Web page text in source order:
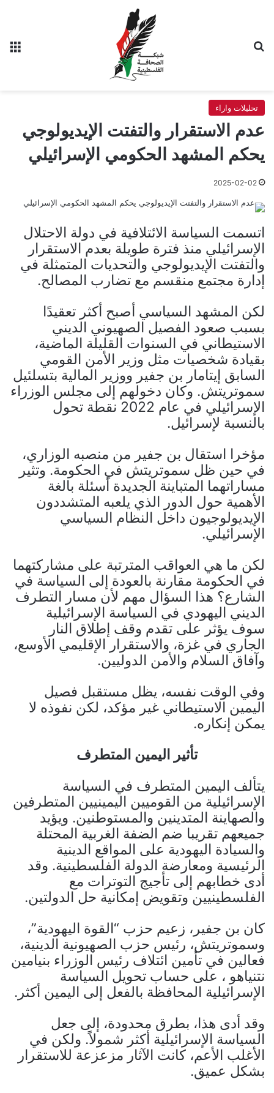
تحليلات واراء
عدم الاستقرار والتفتت الإيديولوجي
يحكم المشهد الحكومي الإسرائيلي
2025-02-02
اتسمت السياسة الائتلافية في دولة الاحتلال
الإسرائيلي منذ فترة طويلة بعدم الاستقرار
والتفتت الإيديولوجي والتحديات المتمثلة في
إدارة مجتمع منقسم مع تضارب المصالح.
لكن المشهد السياسي أصبح أكثر تعقيدًا
بسبب صعود الفصيل الصهيوني الديني
الاستيطاني في السنوات القليلة الماضية،
بقيادة شخصيات مثل وزير الأمن القومي
السابق إيتامار بن جفير ووزير المالية بتسلئيل
سموتريتش. وكان دخولهم إلى مجلس الوزراء
الإسرائيلي في عام 2022 نقطة تحول
بالنسبة لإسرائيل.
مؤخرا استقال بن جفير من منصبه الوزاري،
في حين ظل سموتريتش في الحكومة. وتثير
مساراتهما المتباينة الجديدة أسئلة بالغة
الأهمية حول الدور الذي يلعبه المتشددون
الإيديولوجيون داخل النظام السياسي
الإسرائيلي.
لكن ما هي العواقب المترتبة على مشاركتهما
في الحكومة مقارنة بالعودة إلى السياسة في
الشارع؟ هذا السؤال مهم لأن مسار التطرف
الديني اليهودي في السياسة الإسرائيلية
سوف يؤثر على تقدم وقف إطلاق النار
الجاري في غزة، والاستقرار الإقليمي الأوسع،
وآفاق السلام والأمن الدوليين.
وفي الوقت نفسه، يظل مستقبل فصيل
اليمين الاستيطاني غير مؤكد، لكن نفوذه لا
يمكن إنكاره.
تأثير اليمين المتطرف
يتألف اليمين المتطرف في السياسة
الإسرائيلية من القوميين اليمينيين المتطرفين
والصهاينة المتدينين والمستوطنين. ويؤيد
جميعهم تقريبا ضم الضفة الغربية المحتلة
والسيادة اليهودية على المواقع الدينية
الرئيسية ومعارضة الدولة الفلسطينية. وقد
أدى خطابهم إلى تأجيج التوترات مع
الفلسطينيين وتقويض إمكانية حل الدولتين.
كان بن جفير، زعيم حزب “القوة اليهودية”،
وسموتريتش، رئيس حزب الصهيونية الدينية،
فعالين في تأمين ائتلاف رئيس الوزراء بنيامين
نتنياهو ، على حساب تحويل السياسة
الإسرائيلية المحافظة بالفعل إلى اليمين أكثر.
وقد أدى هذا، بطرق محدودة، إلى جعل
السياسة الإسرائيلية أكثر شمولاً. ولكن في
الأغلب الأعم، كانت الآثار مزعزعة للاستقرار
بشكل عميق.